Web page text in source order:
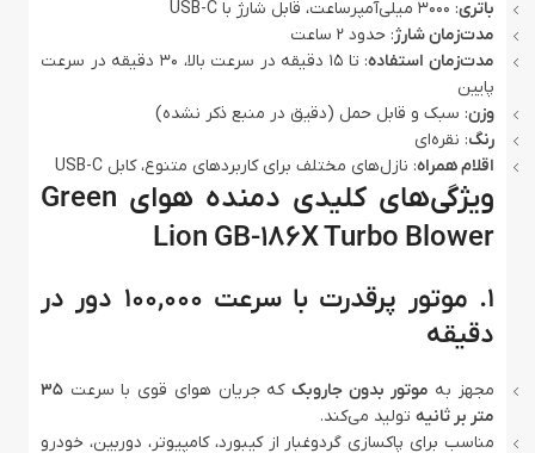
باتری: 3000 میلی‌آمپرساعت، قابل شارژ با USB-C
مدت‌زمان شارژ: حدود 2 ساعت
مدت‌زمان استفاده
: تا 15 دقیقه در سرعت بالا، 30 دقیقه در سرعت
پایین
وزن: سبک و قابل حمل (دقیق در منبع ذکر نشده)
رنگ: نقره‌ای
اقلام همراه: نازل‌های مختلف برای کاربردهای متنوع، کابل USB-C
ویژگی‌های کلیدی دمنده هوای Green
Lion GB-186X Turbo Blower
۱. موتور پرقدرت با سرعت 100,000 دور در
دقیقه
مجهز به موتور بدون جاروبککه جریان هوای قوی با سرعت 35
متر بر ثانیه تولید می‌کند.
مناسب برای پاکسازی گردوغبار از کیبورد، کامپیوتر، دوربین، خودرو